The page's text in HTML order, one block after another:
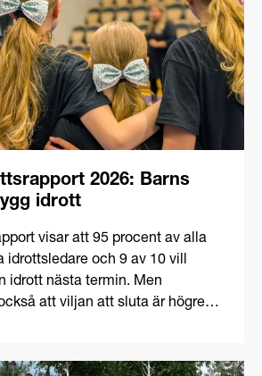
2026: Barns
idrott
visar att 95 procent av alla
idrottsledare och 9 av 10 vill
idrott nästa termin. Men
att viljan att sluta är högre
är nära kopplad till